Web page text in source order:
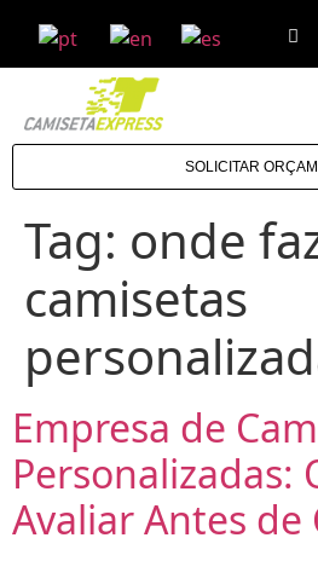
SOLICITAR
Tag: onde
camisetas
Empresa de
Personalizadas:
Avaliar Antes